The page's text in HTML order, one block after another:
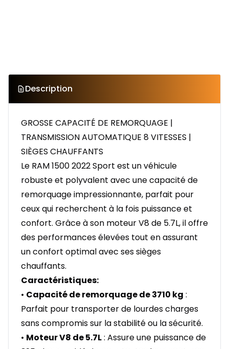
Description
GROSSE CAPACITÉ DE REMORQUAGE |
TRANSMISSION AUTOMATIQUE 8 VITESSES |
SIÈGES CHAUFFANTS
Le RAM 1500 2022 Sport est un véhicule
robuste et polyvalent avec une capacité de
remorquage impressionnante, parfait pour
ceux qui recherchent à la fois puissance et
confort. Grâce à son moteur V8 de 5.7L, il offre
des performances élevées tout en assurant
un confort optimal avec ses sièges
chauffants.
Caractéristiques:
• Capacité de remorquage de 3710 kg :
Parfait pour transporter de lourdes charges
sans compromis sur la stabilité ou la sécurité.
• Moteur V8 de 5.7L: Assure une puissance de